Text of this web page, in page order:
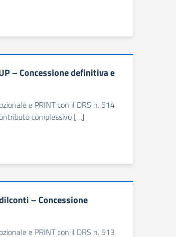
– Concessione definitiva e
e PRINT con il DRS n. 514
complessivo […]
– Concessione
e PRINT con il DRS n. 513